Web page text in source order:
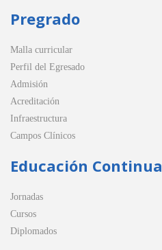
Pregrado
Malla curricular
Perfil del Egresado
Admisión
Acreditación
Infraestructura
Campos Clínicos
Educación Continua
Jornadas
Cursos
Diplomados